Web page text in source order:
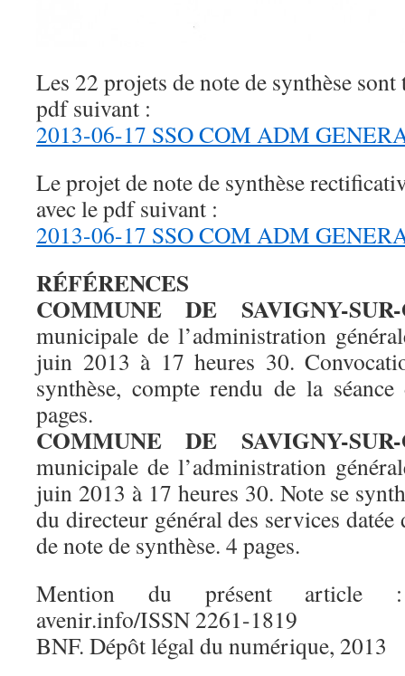
Les 22 projets de note de synthèse sont
pdf suivant :
2013-06-17 SSO COM ADM
Le projet de note de synthèse
avec le pdf suivant :
2013-06-17 SSO COM ADM
RÉFÉRENCES
COMMUNE DE SAVIGNY-SUR-
municipale de l’administration
juin 2013 à 17 heures 30.
synthèse, compte rendu de la
pages.
COMMUNE DE SAVIGNY-SUR-
municipale de l’administration
juin 2013 à 17 heures 30. Note se
du directeur général des services
de note de synthèse. 4 pages.
Mention du présent article :
avenir.info/ISSN 2261-1819
BNF. Dépôt légal du numérique, 2013